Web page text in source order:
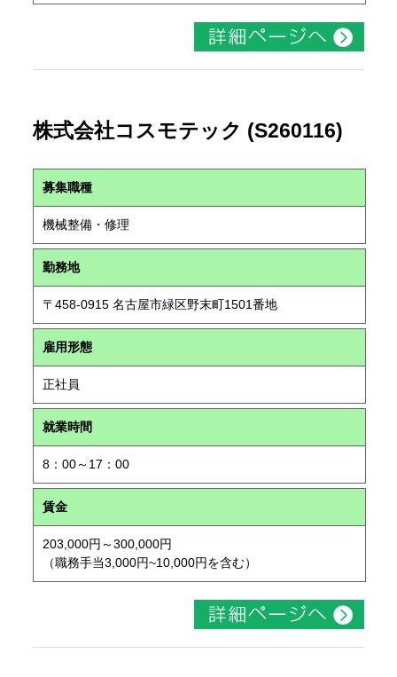
株式会社コスモテック (S260116)
募集職種
機械整備・修理
勤務地
〒458-0915 名古屋市緑区野末町1501番地
雇用形態
正社員
就業時間
8：00～17：00
賃金
203,000円～300,000円
（職務手当3,000円~10,000円を含む）